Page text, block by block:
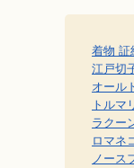
着物 証
江戸切
オール
トルマ
ラクー
ロマネ
ノース